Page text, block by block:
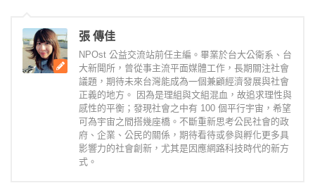
張 傳佳
NPOst 公益交流站前任主編。畢業於台大公衛系、台
大新聞所，曾從事主流平面媒體工作，長期關注社會
議題，期待未來台灣能成為一個兼顧經濟發展與社會
正義的地方。 因為是理組與文組混血，故追求理性與
感性的平衡；發現社會之中有 100 個平行宇宙，希望
可為宇宙之間搭幾座橋。不斷重新思考公民社會的政
府、企業、公民的關係，期待看待或參與孵化更多具
影響力的社會創新，尤其是因應網路科技時代的新方
式。